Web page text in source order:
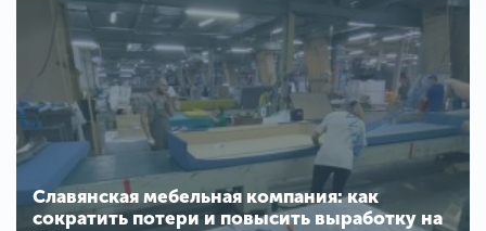
Славянская мебельная компания: как
сократить потери и повысить выработку на